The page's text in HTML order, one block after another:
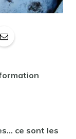
ce sont les